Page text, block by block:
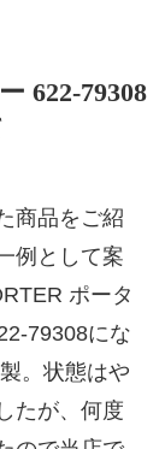
622-79308
商品をご紹
例として案
ポータ
79308にな
。状態はや
たが、何度